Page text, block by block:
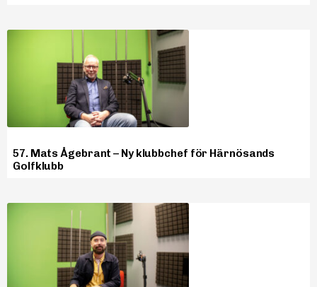
57. Mats Ågebrant – Ny klubbchef för Härnösands
Golfklubb